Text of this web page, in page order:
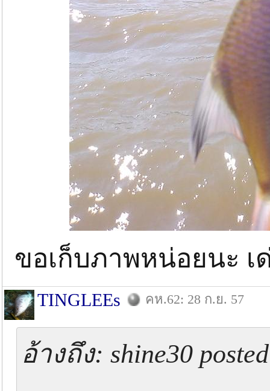
ขอเก็บภาพหน่อยนะ
TINGLEEs คห.62: 28 ก.ย. 57
อ้างถึง: shine30